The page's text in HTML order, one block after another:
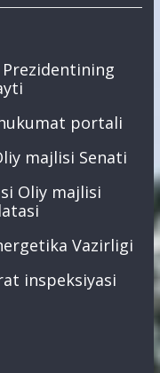
Prezidentining
portali
majlisi Senati
Oliy majlisi
Vazirligi
inspeksiyasi